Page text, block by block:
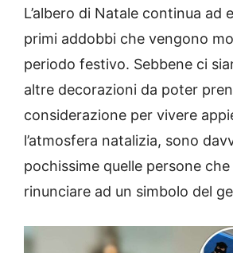
L’albero di Natale continua ad
primi addobbi che vengono
periodo festivo. Sebbene ci
altre decorazioni da poter
considerazione per vivere
l’atmosfera natalizia, sono
pochissime quelle persone
rinunciare ad un simbolo del